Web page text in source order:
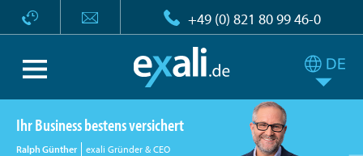
+49 (0) 821 80 99 46-0
Ihr Business bestens versichert
Ralph Günther exali Gründer & CEO